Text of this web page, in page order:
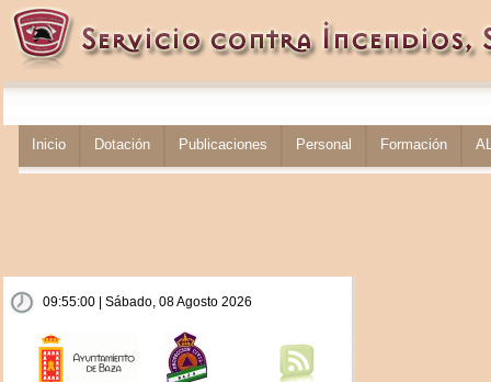
Inicio Dotación Publicaciones Personal Formación
09:55:00 | Sábado, 08 Agosto 2026